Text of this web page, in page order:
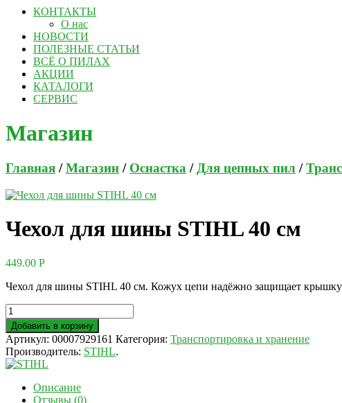
КОНТАКТЫ
О нас
НОВОСТИ
ПОЛЕЗНЫЕ СТАТЬИ
ВСЁ О ПИЛАХ
АКЦИИ
КАТАЛОГИ
СЕРВИС
Магазин
Главная /Магазин / Оснастка /Для цепных пил /
Чехол для шины STIHL 40 см
449.00 Р
Чехол для шины STIHL 40 см. Кожух цепи надёжно защищает крышку
Добавить в корзину
Артикул: 00007929161 Категория: Транспортировка и хранение
Производитель: STIHL.
Описание
Отзывы (0)